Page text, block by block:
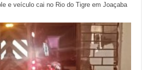
e veículo cai no Rio do Tigre em Joaçaba